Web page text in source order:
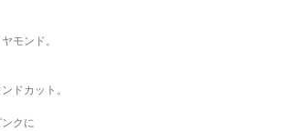
モンド。
ドカット。
クに